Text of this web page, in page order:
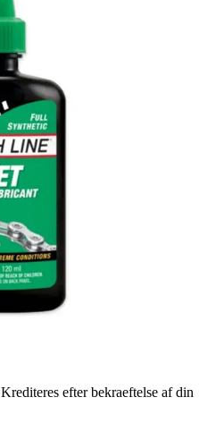
Krediteres efter bekraeftelse af din